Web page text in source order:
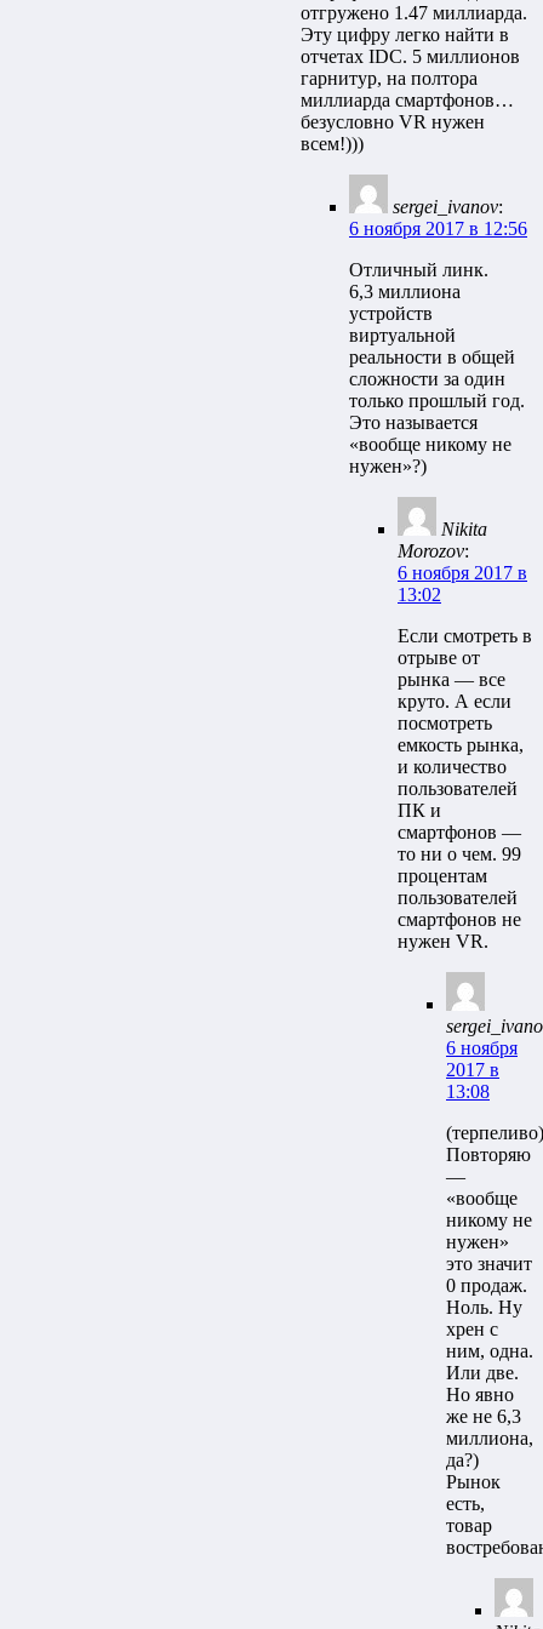
отгружено 1.47 миллиарда.
Эту цифру легко найти в
отчетах IDC. 5 миллионов
гарнитур, на полтора
миллиарда смартфонов…
безусловно VR нужен
всем!)))
sergei_ivanov:
6 ноября 2017 в 12:56
Отличный линк.
6,3 миллиона
устройств
виртуальной
реальности в общей
сложности за один
только прошлый год.
Это называется
«вообще никому не
нужен»?)
Nikita
Morozov:
6 ноября 2017 в
13:02
Если смотреть в
отрыве от
рынка — все
круто. А если
посмотреть
емкость рынка,
и количество
пользователей
ПК и
смартфонов —
то ни о чем. 99
процентам
пользователей
смартфонов не
нужен VR.
6 ноября
2017 в
13:08
(терпеливо)
Повторяю
—
«вообще
никому не
нужен»
это значит
0 продаж.
Ноль. Ну
хрен с
ним, одна.
Или две.
Но явно
же не 6,3
миллиона,
да?)
Рынок
есть,
товар